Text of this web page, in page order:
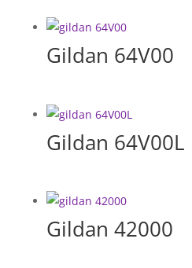
Gildan 64V00
Gildan 64V00L
Gildan 42000